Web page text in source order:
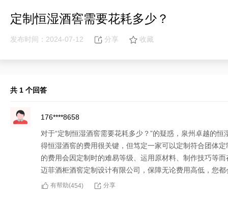
定制恒湿酒窖需要花耗多少？
发布时间：2024-07-12 分享 收藏
共 1 个回答
176****8658
对于“定制恒湿酒窖需要花耗多少？”的疑惑，泉州卓越的
得恒湿酒窖的费用很关键，但笃定一家可以定制符合团体
的费用会因定制时的难易等级、运用原材料、制作技巧等
迈菲酒柜酒窖定制设计有限公司，保障无论费用高低，您
有帮助(454) 分享